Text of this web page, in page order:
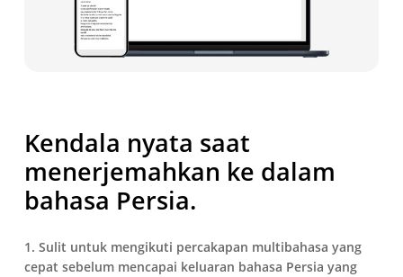
Kendala nyata saat
menerjemahkan ke dalam
bahasa Persia.
1. Sulit untuk mengikuti percakapan multibahasa yang
cepat sebelum mencapai keluaran bahasa Persia yang